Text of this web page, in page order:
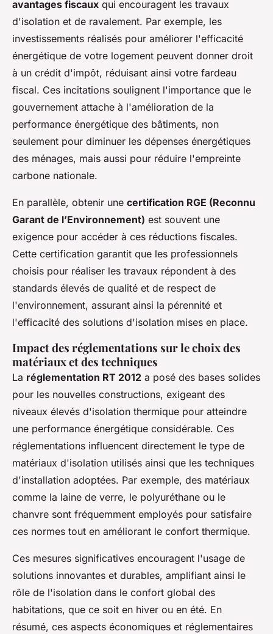
avantages fiscaux qui encouragent les travaux
d'isolation et de ravalement. Par exemple, les
investissements réalisés pour améliorer l'efficacité
énergétique de votre logement peuvent donner droit
à un crédit d'impôt, réduisant ainsi votre fardeau
fiscal. Ces incitations soulignent l'importance que le
gouvernement attache à l'amélioration de la
performance énergétique des bâtiments, non
seulement pour diminuer les dépenses énergétiques
des ménages, mais aussi pour réduire l'empreinte
carbone nationale.
En parallèle, obtenir une certification RGE (Reconnu
Garant de l’Environnement) est souvent une
exigence pour accéder à ces réductions fiscales.
Cette certification garantit que les professionnels
choisis pour réaliser les travaux répondent à des
standards élevés de qualité et de respect de
l'environnement, assurant ainsi la pérennité et
l'efficacité des solutions d'isolation mises en place.
Impact des réglementations sur le choix des
matériaux et des techniques
La réglementation RT 2012 a posé des bases solides
pour les nouvelles constructions, exigeant des
niveaux élevés d'isolation thermique pour atteindre
une performance énergétique considérable. Ces
réglementations influencent directement le type de
matériaux d'isolation utilisés ainsi que les techniques
d'installation adoptées. Par exemple, des matériaux
comme la laine de verre, le polyuréthane ou le
chanvre sont fréquemment employés pour satisfaire
ces normes tout en améliorant le confort thermique.
Ces mesures significatives encouragent l'usage de
solutions innovantes et durables, amplifiant ainsi le
rôle de l'isolation dans le confort global des
habitations, que ce soit en hiver ou en été. En
résumé, ces aspects économiques et réglementaires